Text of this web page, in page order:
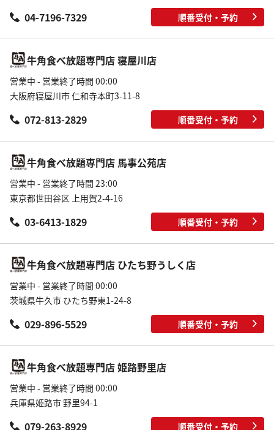
04-7196-7329 順番受付・予約
牛角食べ放題専門店 寝屋川店
営業中 - 営業終了時間 00:00
大阪府寝屋川市 仁和寺本町3-11-8
072-813-2829 順番受付・予約
牛角食べ放題専門店 馬事公苑店
営業中 - 営業終了時間 23:00
東京都世田谷区 上用賀2-4-16
03-6413-1829 順番受付・予約
牛角食べ放題専門店 ひたち野うしく店
営業中 - 営業終了時間 00:00
茨城県牛久市 ひたち野東1-24-8
029-896-5529 順番受付・予約
牛角食べ放題専門店 姫路野里店
営業中 - 営業終了時間 00:00
兵庫県姫路市 野里94-1
079-263-8929 順番受付・予約